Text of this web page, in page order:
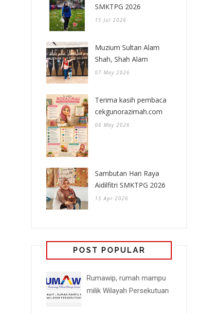
SMKTPG 2026
15 Jul 2026
Muzium Sultan Alam
Shah, Shah Alam
07 May 2026
Terima kasih pembaca
cekgunorazimah.com
06 May 2026
Sambutan Hari Raya
Aidilfitri SMKTPG 2026
15 Apr 2026
POST POPULAR
Rumawip, rumah mampu
milik Wilayah Persekutuan